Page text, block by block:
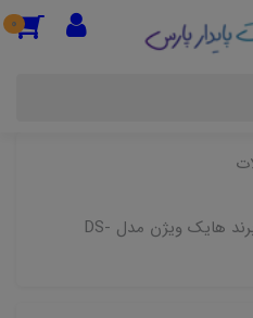
0
قیمت دوربین مداربسته دام برند هایک ویژن مدل DS-